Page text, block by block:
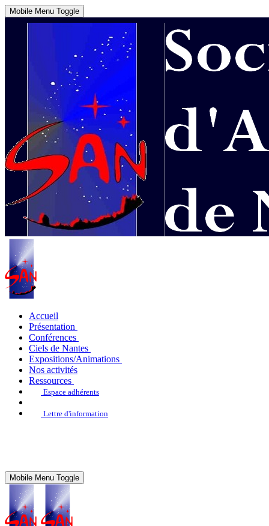
Mobile Menu Toggle
Accueil
Présentation
Conférences
Ciels de Nantes
Expositions/Animations
Nos activités
Ressources
Espace adhérents
Lettre d'information
Mobile Menu Toggle